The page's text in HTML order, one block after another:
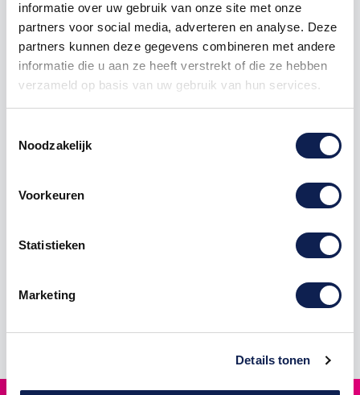
informatie over uw gebruik van onze site met onze
partners voor social media, adverteren en analyse. Deze
partners kunnen deze gegevens combineren met andere
informatie die u aan ze heeft verstrekt of die ze hebben
verzameld op basis van uw gebruik van hun services.
Noodzakelijk
Voorkeuren
Statistieken
Marketing
Details tonen
€ 29,95